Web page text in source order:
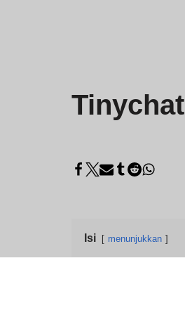
Tinychat
Isi menunjukkan